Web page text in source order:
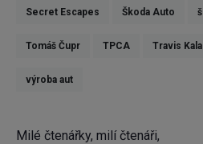
Secret Escapes Škoda Auto
Tomáš Čupr TPCA Travis
výroba aut
Milé čtenářky, milí čtenáři,